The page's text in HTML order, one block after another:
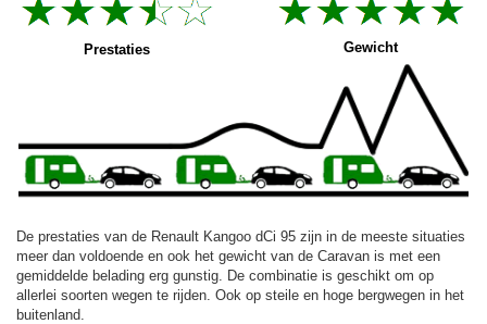
Prestaties Gewicht
De prestaties van de Renault Kangoo dCi 95 zijn in de meeste situaties
meer dan voldoende en ook het gewicht van de Caravan is met een
gemiddelde belading erg gunstig. De combinatie is geschikt om op
allerlei soorten wegen te rijden. Ook op steile en hoge bergwegen in het
buitenland.